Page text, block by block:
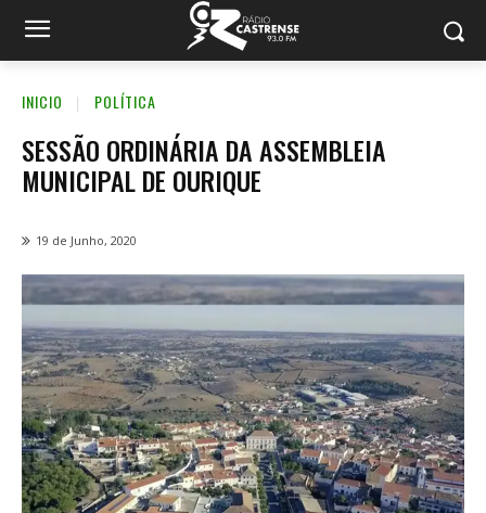
INICIO POLÍTICA
SESSÃO ORDINÁRIA DA ASSEMBLEIA
MUNICIPAL DE OURIQUE
19 de Junho, 2020